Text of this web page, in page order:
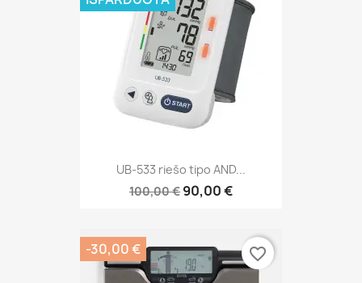
UB-533 riešo tipo AND...
100,00 € 90,00 €
-30,00 € favorite_border